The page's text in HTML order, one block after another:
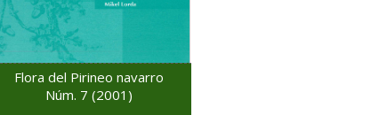
Flora del Pirineo navarro
Núm. 7 (2001)